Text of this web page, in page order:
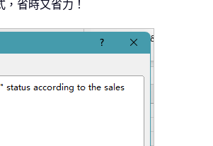
省時又省力！